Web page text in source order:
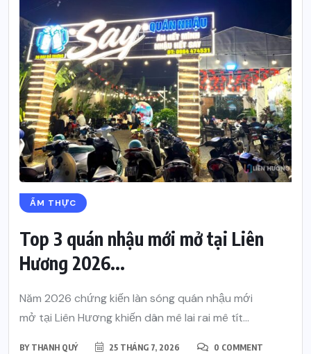
ẨM THỰC
Top 3 quán nhậu mới mở tại Liên
Hương 2026...
Năm 2026 chứng kiến làn sóng quán nhậu mới
mở tại Liên Hương khiến dân mê lai rai mê tít...
BY THANH QUÝ 25 THÁNG 7, 2026 0 COMMENT